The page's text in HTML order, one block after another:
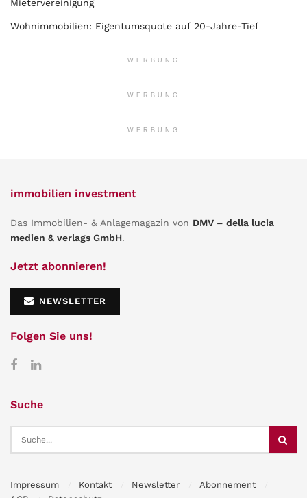
Mietervereinigung
Wohnimmobilien: Eigentumsquote auf 20-Jahre-Tief
WERBUNG
WERBUNG
WERBUNG
immobilien investment
Das Immobilien- & Anlagemagazin von DMV – della lucia
medien & verlags GmbH.
Jetzt abonnieren!
NEWSLETTER
Folgen Sie uns!
Suche
Impressum Kontakt Newsletter
Abonnement